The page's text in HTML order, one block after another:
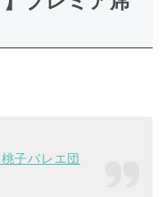
子バレエ団